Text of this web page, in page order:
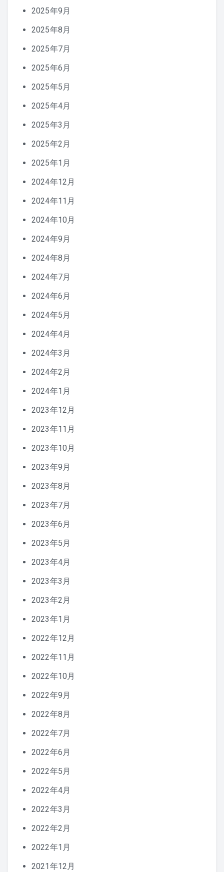
2025年9月
2025年8月
2025年7月
2025年6月
2025年5月
2025年4月
2025年3月
2025年2月
2025年1月
2024年12月
2024年11月
2024年10月
2024年9月
2024年8月
2024年7月
2024年6月
2024年5月
2024年4月
2024年3月
2024年2月
2024年1月
2023年12月
2023年11月
2023年10月
2023年9月
2023年8月
2023年7月
2023年6月
2023年5月
2023年4月
2023年3月
2023年2月
2023年1月
2022年12月
2022年11月
2022年10月
2022年9月
2022年8月
2022年7月
2022年6月
2022年5月
2022年4月
2022年3月
2022年2月
2022年1月
2021年12月